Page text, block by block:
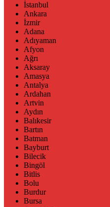
İstanbul
Ankara
İzmir
Adana
Adıyaman
Afyon
Ağrı
Aksaray
Amasya
Antalya
Ardahan
Artvin
Aydın
Balıkesir
Bartın
Batman
Bayburt
Bilecik
Bingöl
Bitlis
Bolu
Burdur
Bursa